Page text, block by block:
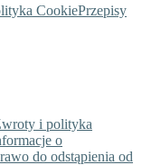
CookiePrzepisy
i polityka
o
do odstąpienia od